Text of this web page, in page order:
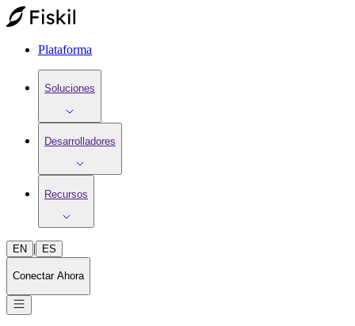
Plataforma
Soluciones
Desarrolladores
Recursos
EN | ES
Conectar Ahora